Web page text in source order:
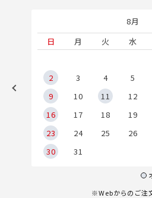
8月
日
月 火 水
2
3 4 5
9
10 11 12
16
17 18 19
23
24 25 26
30
31
※Webからのご注